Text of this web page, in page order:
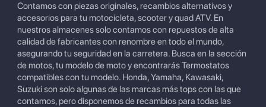
Contamos con piezas originales, recambios alternativos y
accesorios para tu motocicleta, scooter y quad ATV. En
nuestros almacenes solo contamos con repuestos de alta
calidad de fabricantes con renombre en todo el mundo,
asegurando tu seguridad en la carretera. Busca en la sección
de motos, tu modelo de moto y encontrarás Termostatos
compatibles con tu modelo. Honda, Yamaha, Kawasaki,
Suzuki son solo algunas de las marcas más tops con las que
contamos, pero disponemos de recambios para todas las